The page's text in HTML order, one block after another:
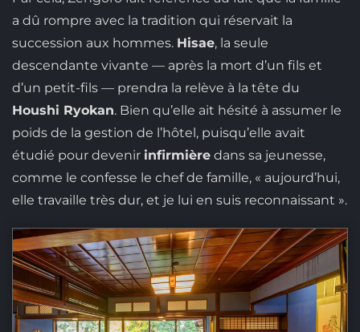
a dû rompre avec la tradition qui réservait la
succession aux hommes. Hisae, la seule
descendante vivante — après la mort d’un fils et
d’un petit-fils — prendra la relève à la tête du
Houshi Ryokan. Bien qu’elle ait hésité à assumer le
poids de la gestion de l’hôtel, puisqu’elle avait
étudié pour devenir infirmièredans sa jeunesse,
comme le confesse le chef de famille, « aujourd’hui,
elle travaille très dur, et je lui en suis reconnaissant ».